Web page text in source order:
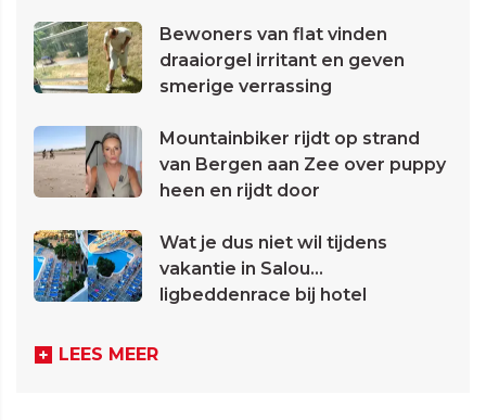
Bewoners van flat vinden
draaiorgel irritant en geven
smerige verrassing
Mountainbiker rijdt op strand
van Bergen aan Zee over puppy
heen en rijdt door
Wat je dus niet wil tijdens
vakantie in Salou...
ligbeddenrace bij hotel
LEES MEER